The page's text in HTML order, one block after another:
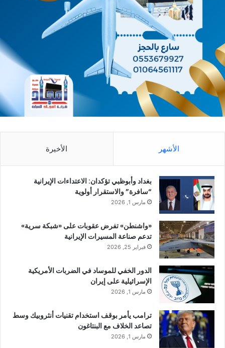
الأشهر الأخيرة
بغداد وأبوظبي تؤكدان: الاعتداءات الإيرانية
“سافرة” والاستقرار أولوية
مارس 1, 2026
«واشنطن» تفرض عقوبات على «شبكة سرية»
تدعم صناعة المسيرات الإيرانية
فبراير 25, 2026
الدور الخفي للموساد في الضربات الأمريكية
الإسرائيلية على إيران
مارس 1, 2026
ترامب يأمر بوقف استخدام تقنيات أنثروبيك وسط
تصاعد الخلاف مع البنتاغون
مارس 1, 2026